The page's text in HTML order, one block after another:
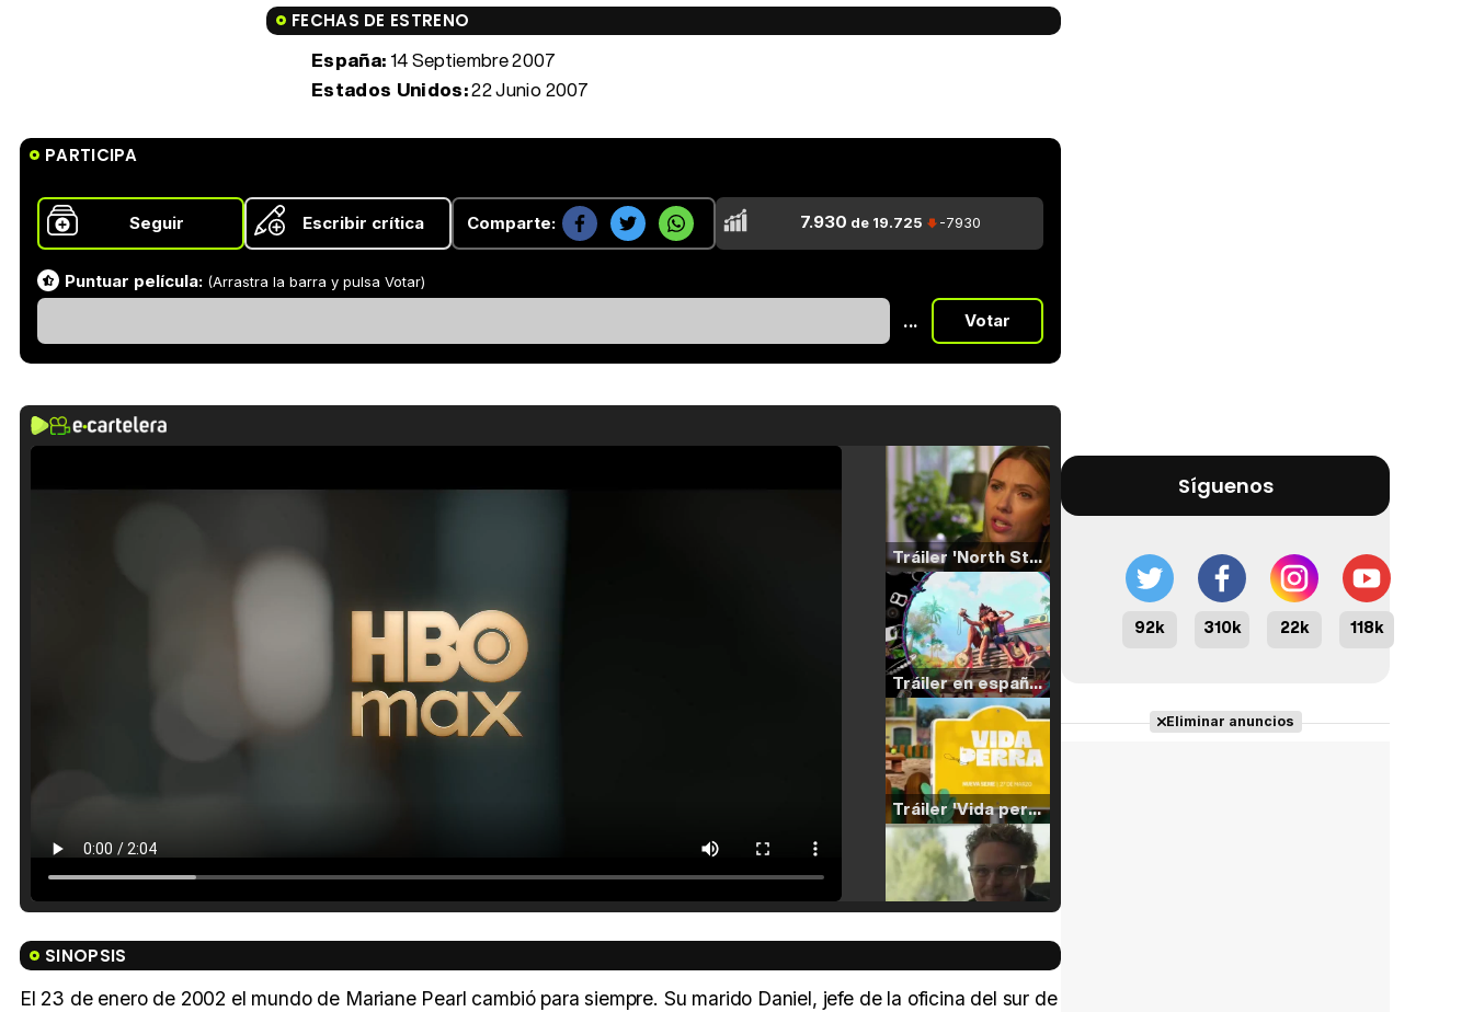
FECHAS DE ESTRENO
España: 14 Septiembre 2007
Estados Unidos:22 Junio 2007
PARTICIPA
Seguir Escribir crítica Comparte: 7.930 de 19.725 -7930
Puntuar película: (Arrastra la barra y pulsa Votar)
... Votar
Tráiler 'North Star' (2023)
Tráiler en español de 'La isla olvidada'
Tráiler 'Vida perra' (2026)
SINOPSIS
El 23 de enero de 2002 el mundo de Mariane Pearl cambió para siempre. Su marido Daniel, jefe de la oficina del sur de
Síguenos
92k 310k 22k 118k
Eliminar anuncios